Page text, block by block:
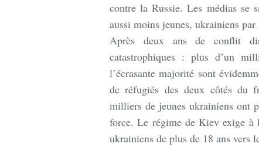
contre la Russie. Les médias se
aussi moins jeunes, ukrainiens
Après deux ans de conflit
catastrophiques : plus d’un
l’écrasante majorité sont
de réfugiés des deux côtés du
milliers de jeunes ukrainiens ont
force. Le régime de Kiev exige à
ukrainiens de plus de 18 ans vers